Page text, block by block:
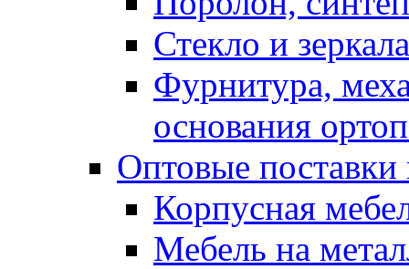
Стекло и зеркала
Фурнитура,
основания
Оптовые поставки
Корпусная
Мебель на